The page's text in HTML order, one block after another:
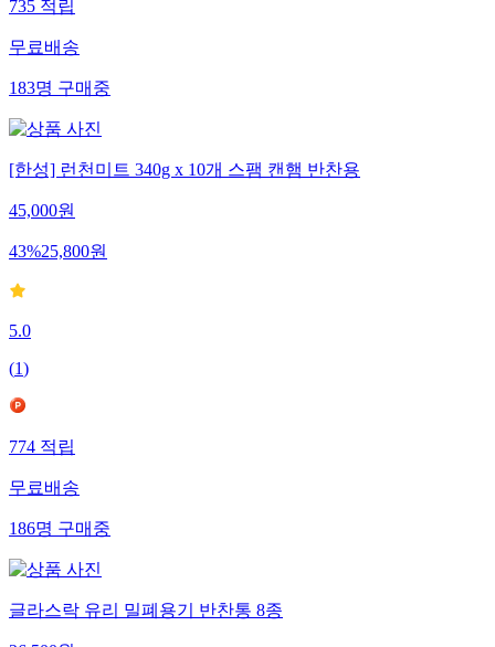
735적립
무료배송
183명구매중
[한성] 런천미트 340g x 10개 스팸 캔햄 반찬용
45,000원
43%25,800원
5.0
(1)
774적립
무료배송
186명구매중
글라스락 유리 밀폐용기 반찬통 8종